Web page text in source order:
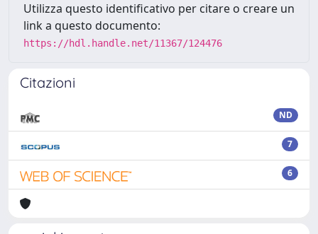
Utilizza questo identificativo per citare o creare un
link a questo documento:
https://hdl.handle.net/11367/124476
Citazioni
ND
7
6